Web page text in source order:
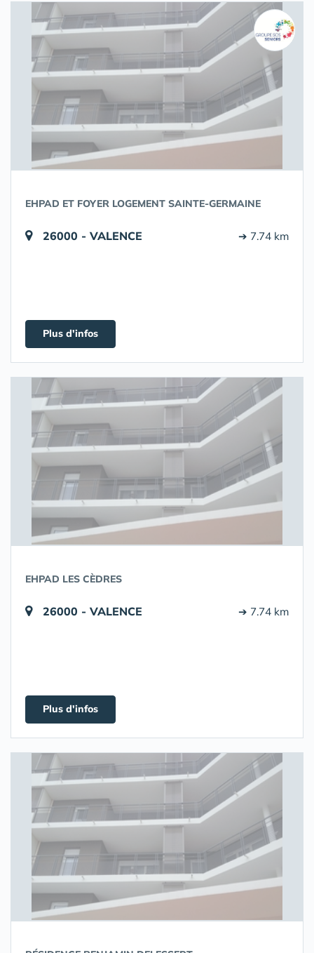
EHPAD ET FOYER LOGEMENT SAINTE-GERMAINE
26000 - VALENCE ➔ 7.74 km
Plus d'infos
EHPAD LES CÈDRES
26000 - VALENCE ➔ 7.74 km
Plus d'infos